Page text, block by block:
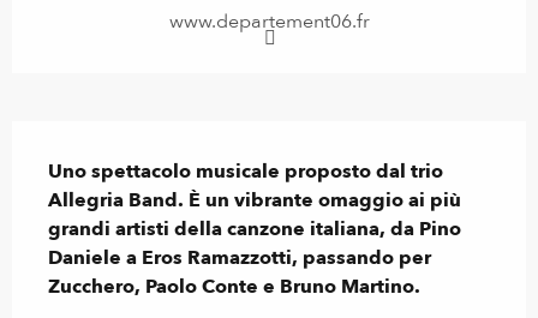
www.departement06.fr
Uno spettacolo musicale proposto dal trio
Allegria Band. È un vibrante omaggio ai più
grandi artisti della canzone italiana, da Pino
Daniele a Eros Ramazzotti, passando per
Zucchero, Paolo Conte e Bruno Martino.